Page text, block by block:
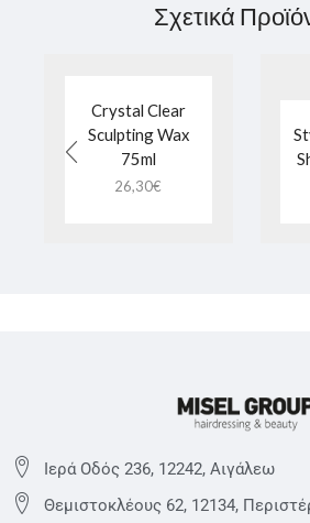
Σχετικά
Crystal Clear
Sculpting Wax
75ml
26,30€
Ιερά Οδός 236, 12242, Αιγάλεω
Θεμιστoκλέους 62, 12134,